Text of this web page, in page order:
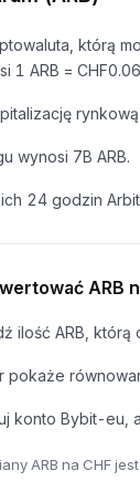
którą
1 ARB =
wynosi 7B ARB.
24 godzin
ARB
ilość ARB,
pokaże
konto Bybit-eu,
ARB na CHF